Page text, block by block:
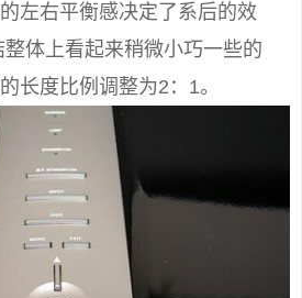
左右平衡感决定了系后的效
体上看起来稍微小巧一些的
长度比例调整为2：1。